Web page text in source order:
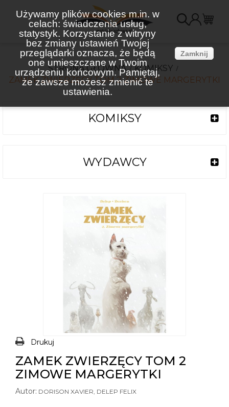
Używamy plików cookies m.in. w
celach: świadczenia usług,
statystyk. Korzystanie z witryny
bez zmiany ustawień Twojej
przeglądarki oznacza, że będą
one umieszczane w Twoim
urządzeniu końcowym. Pamiętaj,
że zawsze możesz zmienić te
ustawienia.
Zamknij
STRONA GŁÓWNA
KOMIKSY
ZAMEK ZWIERZĘCY TOM 2 ZIMOWE MARGERYTKI
KOMIKSY
WYDAWCY
Drukuj
ZAMEK ZWIERZĘCY TOM 2
ZIMOWE MARGERYTKI
Autor: DORISON XAVIER, DELEP FELIX